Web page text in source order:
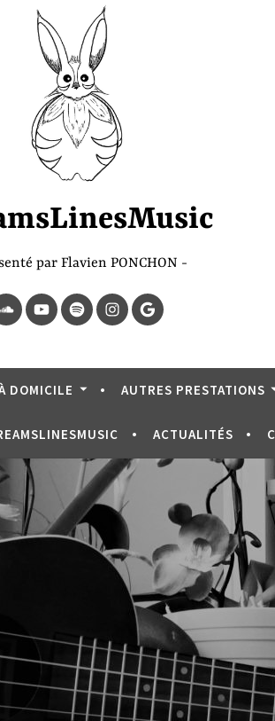
par Flavien PONCHON
YouTubeSpotifyInstagram
Page
Google
DOMICILE AUTRES PRESTATIONS
ACTUALITÉS